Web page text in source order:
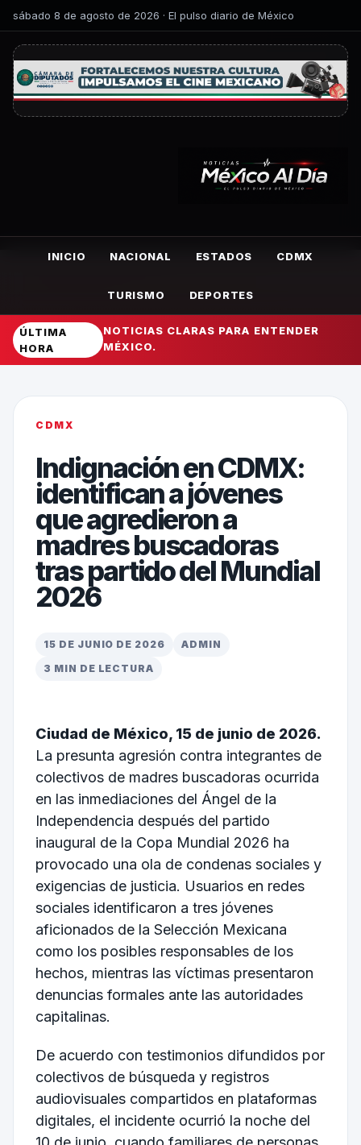
sábado 8 de agosto de 2026 · El pulso diario de México
INICIO NACIONAL ESTADOS CDMX
TURISMO DEPORTES
ÚLTIMA
HORA
NOTICIAS CLARAS PARA ENTENDER
MÉXICO.
CDMX
Indignación en CDMX:
identifican a jóvenes
que agredieron a
madres buscadoras
tras partido del Mundial
2026
15 DE JUNIO DE 2026
ADMIN
3 MIN DE LECTURA
Ciudad de México, 15 de junio de 2026.
La presunta agresión contra integrantes de
colectivos de madres buscadoras ocurrida
en las inmediaciones del Ángel de la
Independencia después del partido
inaugural de la Copa Mundial 2026 ha
provocado una ola de condenas sociales y
exigencias de justicia. Usuarios en redes
sociales identificaron a tres jóvenes
aficionados de la Selección Mexicana
como los posibles responsables de los
hechos, mientras las víctimas presentaron
denuncias formales ante las autoridades
capitalinas.
De acuerdo con testimonios difundidos por
colectivos de búsqueda y registros
audiovisuales compartidos en plataformas
digitales, el incidente ocurrió la noche del